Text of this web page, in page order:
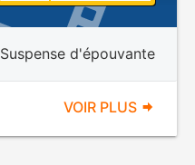
Suspense d'épouvante
VOIR PLUS